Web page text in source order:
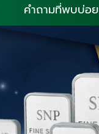
คำถามที่พบบ่อย